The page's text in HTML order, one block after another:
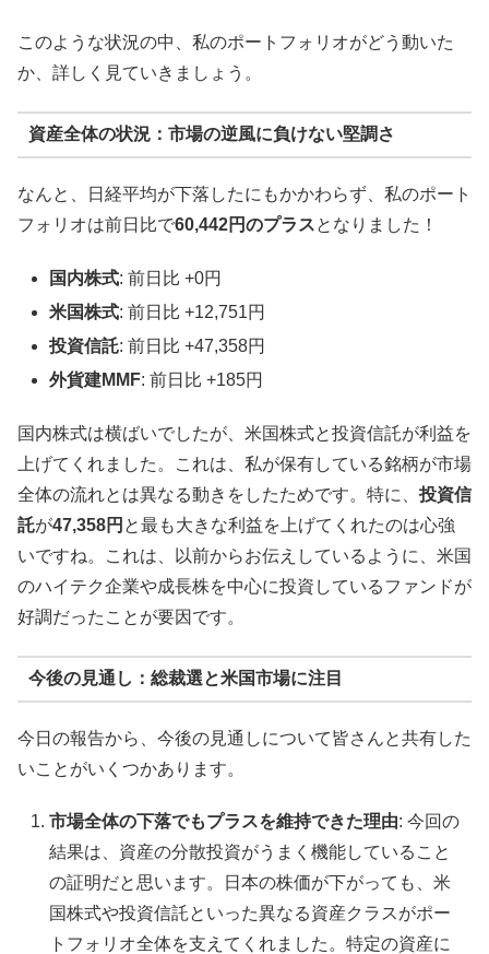
このような状況の中、私のポートフォリオがどう動いた
か、詳しく見ていきましょう。
資産全体の状況：市場の逆風に負けない堅調さ
なんと、日経平均が下落したにもかかわらず、私のポート
フォリオは前日比で60,442円のプラスとなりました！
国内株式: 前日比 +0円
米国株式: 前日比 +12,751円
投資信託: 前日比 +47,358円
外貨建MMF: 前日比 +185円
国内株式は横ばいでしたが、米国株式と投資信託が利益を
上げてくれました。これは、私が保有している銘柄が市場
全体の流れとは異なる動きをしたためです。特に、 投資信
託が47,358円 と最も大きな利益を上げてくれたのは心強
いですね。これは、以前からお伝えしているように、米国
のハイテク企業や成長株を中心に投資しているファンドが
好調だったことが要因です。
今後の見通し：総裁選と米国市場に注目
今日の報告から、今後の見通しについて皆さんと共有した
いことがいくつかあります。
市場全体の下落でもプラスを維持できた理由: 今回の
結果は、資産の分散投資がうまく機能していること
の証明だと思います。日本の株価が下がっても、米
国株式や投資信託といった異なる資産クラスがポー
トフォリオ全体を支えてくれました。特定の資産に